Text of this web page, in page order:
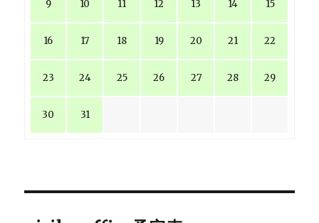
9 10 11 12 13 14 15
16 17 18 19 20 21 22
23 24 25 26 27 28 29
30 31